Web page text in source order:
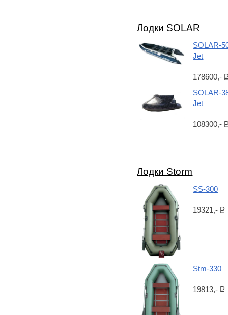
Лодки SOLAR
SOLAR-
Jet
178600,-
SOLAR-
Jet
108300,-
Лодки Storm
SS-300
19321,- Р
Stm-330
19813,- Р